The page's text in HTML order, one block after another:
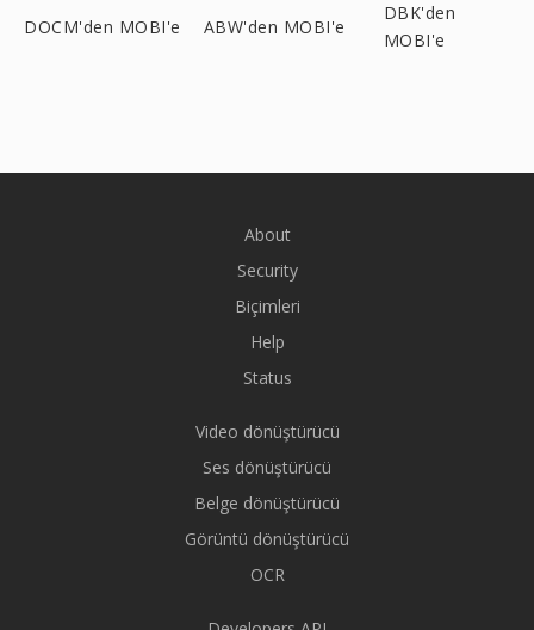
DOCM'den MOBI'e ABW'den MOBI'e
DBK'den
MOBI'e
About
Security
Biçimleri
Help
Status
Video dönüştürücü
Ses dönüştürücü
Belge dönüştürücü
Görüntü dönüştürücü
OCR